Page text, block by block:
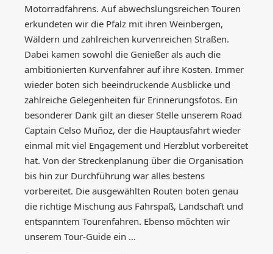
Motorradfahrens. Auf abwechslungsreichen Touren
erkundeten wir die Pfalz mit ihren Weinbergen,
Wäldern und zahlreichen kurvenreichen Straßen.
Dabei kamen sowohl die Genießer als auch die
ambitionierten Kurvenfahrer auf ihre Kosten. Immer
wieder boten sich beeindruckende Ausblicke und
zahlreiche Gelegenheiten für Erinnerungsfotos. Ein
besonderer Dank gilt an dieser Stelle unserem Road
Captain Celso Muñoz, der die Hauptausfahrt wieder
einmal mit viel Engagement und Herzblut vorbereitet
hat. Von der Streckenplanung über die Organisation
bis hin zur Durchführung war alles bestens
vorbereitet. Die ausgewählten Routen boten genau
die richtige Mischung aus Fahrspaß, Landschaft und
entspanntem Tourenfahren. Ebenso möchten wir
unserem Tour-Guide ein …